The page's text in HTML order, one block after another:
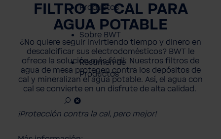
Productos
Sobre BWT
Resumen de
Productos
FILTRO DE CAL PARA
AGUA POTABLE
¿No quiere seguir invirtiendo tiempo y dinero en
descalcificar sus electrodomésticos? BWT le
ofrece la solución más fácil: Nuestros filtros de
agua de mesa protegen contra los depósitos de
cal y mineralizan el agua potable. Así, el agua con
cal se convierte en un disfrute de alta calidad.
¡Protección contra la cal, pero mejor!